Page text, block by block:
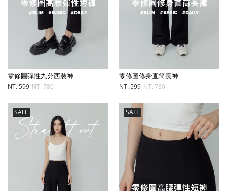
零修圖彈性九分西裝褲
NT. 599 NT. 780
零修圖修身直筒長褲
NT. 599 NT. 780
SALE SALE